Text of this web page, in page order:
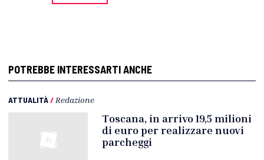
POTREBBE INTERESSARTI ANCHE
ATTUALITÀ/ Redazione
Toscana, in arrivo 19,5 milioni
di euro per realizzare nuovi
parcheggi